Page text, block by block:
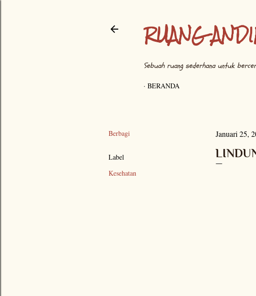
RUANG
Sebuah ruang sederhana untuk
BERANDA
Berbagi
Label
Kesehatan
Januari 25,